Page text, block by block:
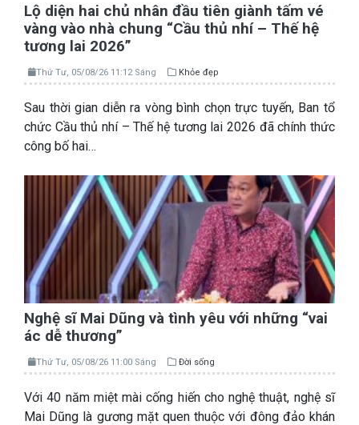
Lộ diện hai chủ nhân đầu tiên giành tấm vé
vàng vào nhà chung “Cầu thủ nhí – Thế hệ
tương lai 2026”
Thứ Tư, 05/08/26 11:12 Sáng Khỏe đẹp
Sau thời gian diễn ra vòng bình chọn trực tuyến, Ban tổ
chức Cầu thủ nhí – Thế hệ tương lai 2026 đã chính thức
công bố hai…
Nghệ sĩ Mai Dũng và tình yêu với những “vai
ác dễ thương”
Thứ Tư, 05/08/26 11:00 Sáng Đời sống
Với 40 năm miệt mài cống hiến cho nghệ thuật, nghệ sĩ
Mai Dũng là gương mặt quen thuộc với đông đảo khán